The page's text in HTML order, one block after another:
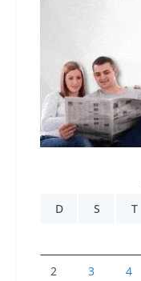
D
S T
2 3 4